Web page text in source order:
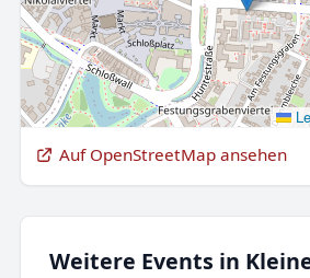
Auf OpenStreetMap ansehen
Weitere Events in